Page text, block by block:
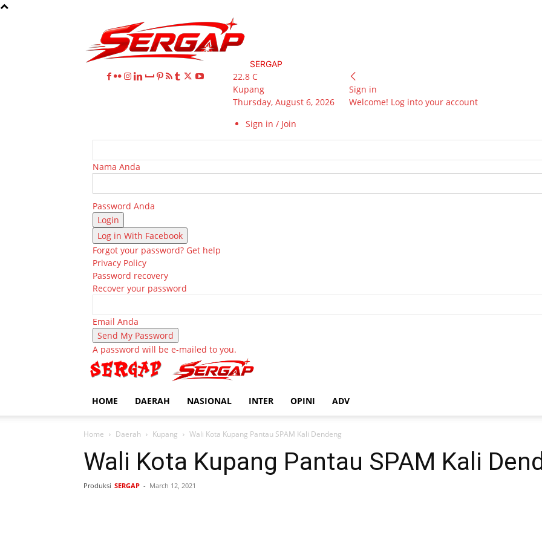
SERGAP
22.8 C
Kupang
Thursday, August 6, 2026
Sign in / Join
Sign in
Welcome! Log into your account
Nama Anda
Password Anda
Log in With Facebook
Forgot your password? Get help
Privacy Policy
Password recovery
Recover your password
Email Anda
A password will be e-mailed to you.
HOME DAERAH NASIONAL INTER OPINI ADV
Home Daerah Kupang Wali Kota Kupang Pantau SPAM Kali Dendeng
Wali Kota Kupang Pantau SPAM Kali
Produksi SERGAP - March 12, 2021